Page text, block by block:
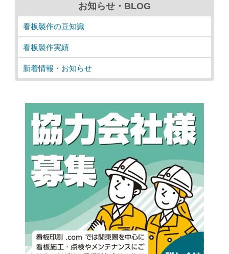
お知らせ・BLOG
看板製作の豆知識
看板製作実績
新着情報・お知らせ